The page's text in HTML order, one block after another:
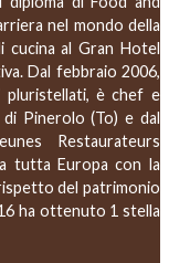
nel mondo della
cucina al Gran Hotel
Dal febbraio 2006,
pluristellati, è chef e
Pinerolo (To) e dal
Restaurateurs
tutta Europa con la
del patrimonio
ha ottenuto 1 stella